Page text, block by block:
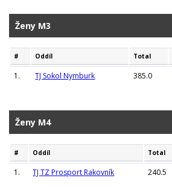
Ženy M3
# Oddíl Total
1. TJ Sokol Nymburk 385.0
Ženy M4
# Oddíl Total
1. TJ TZ Prosport Rakovník 240.5